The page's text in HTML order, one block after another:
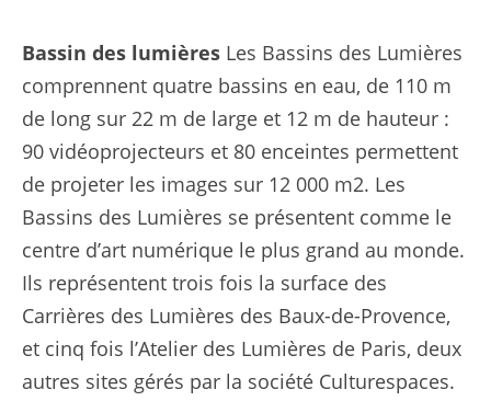
Bassin des lumières Les Bassins des Lumières
comprennent quatre bassins en eau, de 110 m
de long sur 22 m de large et 12 m de hauteur :
90 vidéoprojecteurs et 80 enceintes permettent
de projeter les images sur 12 000 m2. Les
Bassins des Lumières se présentent comme le
centre d’art numérique le plus grand au monde.
Ils représentent trois fois la surface des
Carrières des Lumières des Baux-de-Provence,
et cinq fois l’Atelier des Lumières de Paris, deux
autres sites gérés par la société Culturespaces.